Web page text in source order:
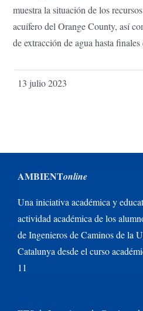
muestra la situación de los
acuífero del Orange County, así
de extracción de agua hasta
13 julio 2023
AMBIENTonline
Una iniciativa académica y
actividad académica de los
de Ingenieros de Caminos de la
Catalunya desde el curso
11